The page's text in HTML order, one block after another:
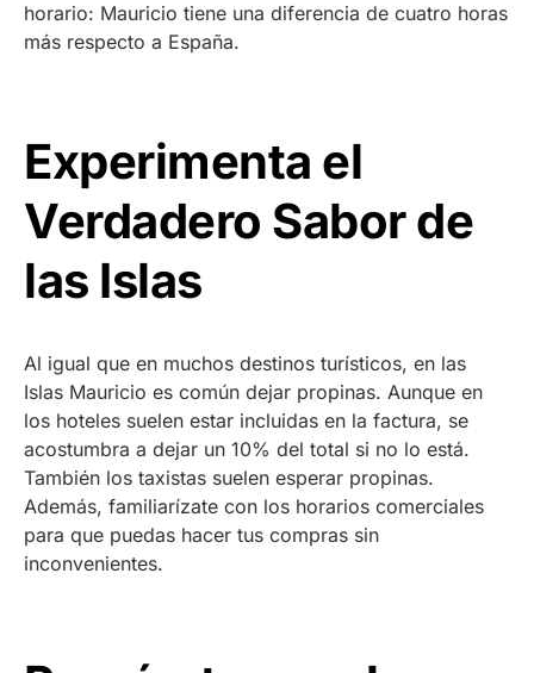
horario: Mauricio tiene una diferencia de cuatro horas
más respecto a España.
Experimenta el
Verdadero Sabor de
las Islas
Al igual que en muchos destinos turísticos, en las
Islas Mauricio es común dejar propinas. Aunque en
los hoteles suelen estar incluidas en la factura, se
acostumbra a dejar un 10% del total si no lo está.
También los taxistas suelen esperar propinas.
Además, familiarízate con los horarios comerciales
para que puedas hacer tus compras sin
inconvenientes.